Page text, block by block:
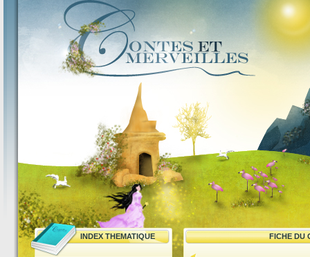
INDEX THEMATIQUE FICHE DU